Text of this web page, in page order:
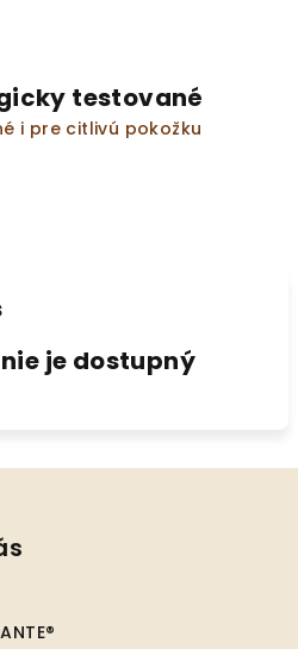
testované
i pre citlivú pokožku
je dostupný